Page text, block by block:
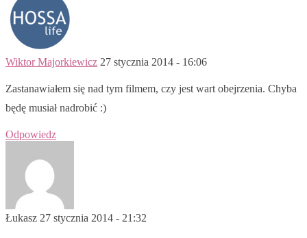
Wiktor Majorkiewicz 27 stycznia 2014 - 16:06
Zastanawiałem się nad tym filmem, czy jest wart obejrzenia. Chyba
będę musiał nadrobić :)
Odpowiedz
Łukasz 27 stycznia 2014 - 21:32